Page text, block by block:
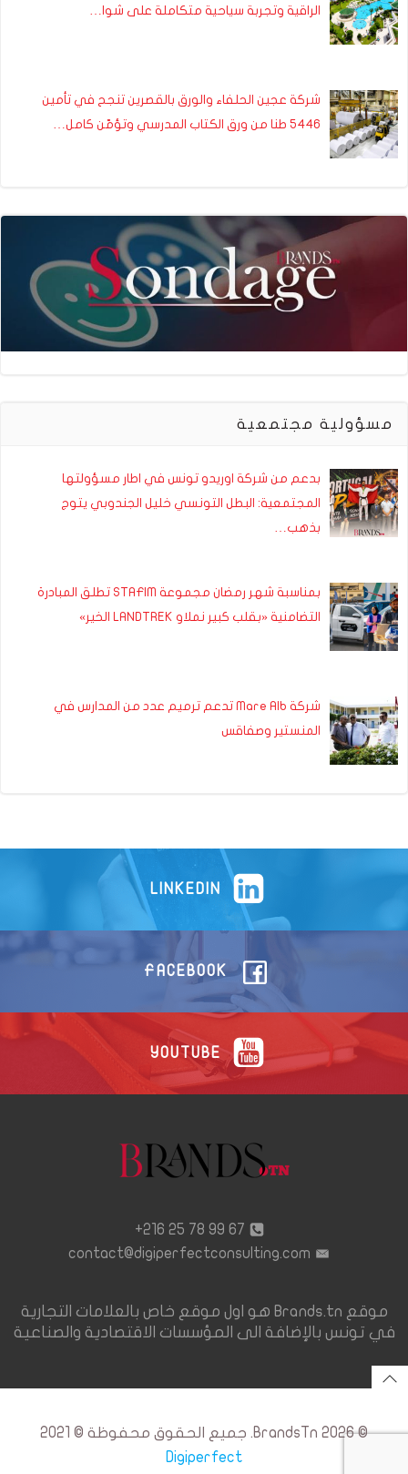
الراقية وتجربة سياحية متكاملة على شوا…
شركة عجين الحلفاء والورق بالقصرين تنجح في تأمين
5446 طنا من ورق الكتاب المدرسي وتؤمّن كامل…
مسؤولية مجتمعية
بدعم من شركة اوريدو تونس في اطار مسؤولتها
المجتمعية: البطل التونسي خليل الجندوبي يتوج
بذهب…
بمناسبة شهر رمضان مجموعة STAFIM تطلق المبادرة
التضامنية «بقلب كبير نملاو LANDTREK الخير»
شركة Mare Alb تدعم ترميم عدد من المدارس في
المنستير وصفاقس
LINKEDIN
FACEBOOK
YOUTUBE
67 99 78 25 216+
contact@digiperfectconsulting.com
موقع Brands.tn هو اول موقع خاص بالعلامات التجارية
في تونس بالإضافة الى المؤسسات الاقتصادية والصناعية
© 2026 BrandsTn. جميع الحقوق محفوظة © 2021
Digiperfect